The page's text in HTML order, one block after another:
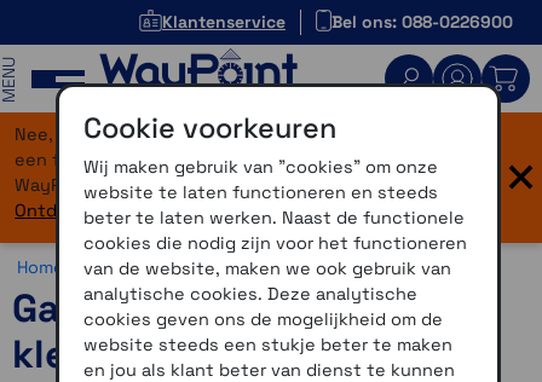
Klantenservice Bel ons: 088-0226900
Nee, je bent niet verdwaald! Onze website heeft
een flinke upgrade gekregen. Dezelfde vertrouwde
WayPoint-service, maar dan in een modern jasje.
Ontdek hier wat er allemaal nieuw is.
×
Home >Fiets >Fietsnavigatie >Garmin Edge x50 serie
Garmin Edge 1050 incl.
kledingset maat XL
Cookie voorkeuren
Wij maken gebruik van "cookies" om onze
website te laten functioneren en steeds
beter te laten werken. Naast de functionele
cookies die nodig zijn voor het functioneren
van de website, maken we ook gebruik van
analytische cookies. Deze analytische
cookies geven ons de mogelijkheid om de
website steeds een stukje beter te maken
en jou als klant beter van dienst te kunnen